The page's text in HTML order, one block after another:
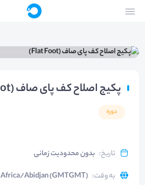
پکیج اصلاح کف پای صاف (Flat Foot)
دوره
تاریخ: بدون محدودیت زمانی
به وقت:
Africa/Abidjan (GMTGMT)